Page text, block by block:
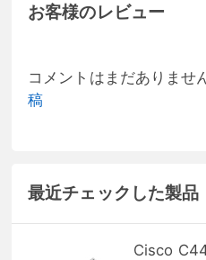
お客様のレビュー
コメントはまだありませ
稿
最近チェックした製品
Cisco